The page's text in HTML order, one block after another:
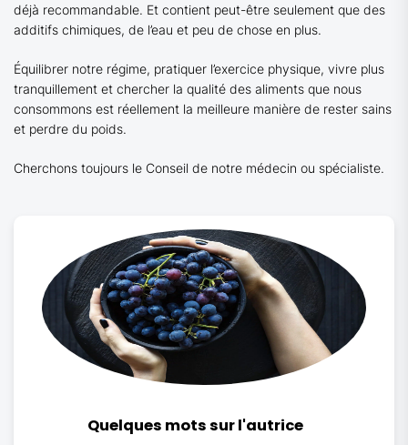
déjà recommandable. Et contient peut-être seulement que des
additifs chimiques, de l’eau et peu de chose en plus.
Équilibrer notre régime, pratiquer l’exercice physique, vivre plus
tranquillement et chercher la qualité des aliments que nous
consommons est réellement la meilleure manière de rester sains
et perdre du poids.
Cherchons toujours le Conseil de notre médecin ou spécialiste.
Quelques mots sur l'autrice